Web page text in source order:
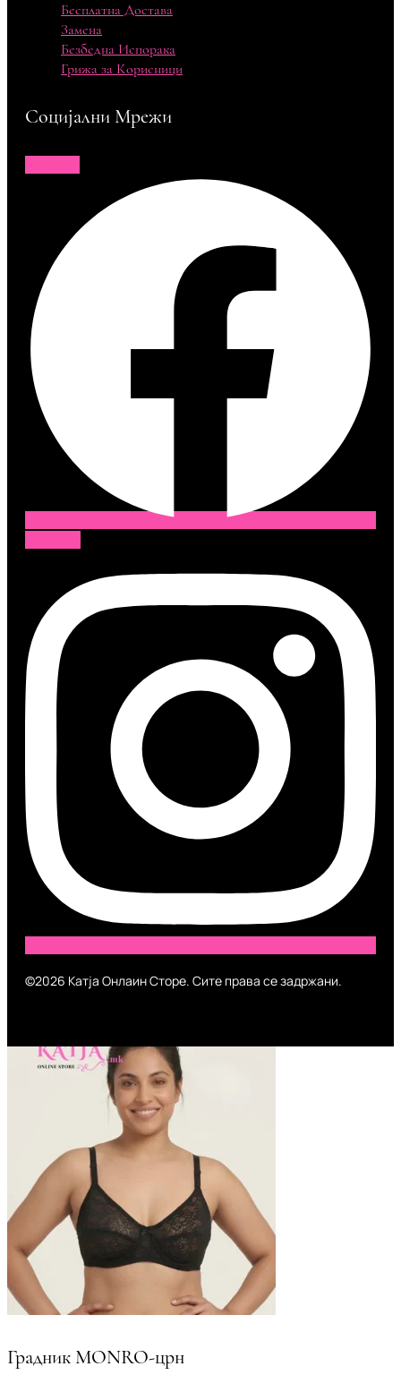
Бесплатна Достава
Замена
Безбедна Испорака
Грижа за Корисници
Социјални Мрежи
©2026 Катја Онлаин Сторе. Сите права се задржани.
Градник МОNRO-црн